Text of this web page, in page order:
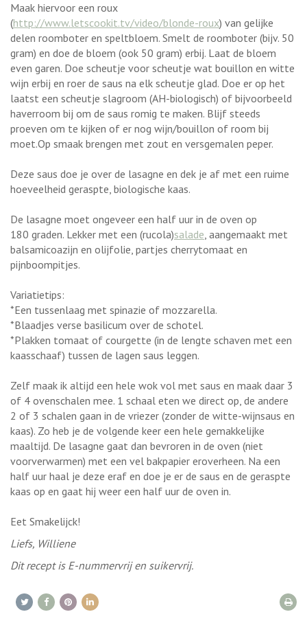
Maak hiervoor een roux
(http://www.letscookit.tv/video/blonde-roux) van gelijke
delen roomboter en speltbloem. Smelt de roomboter (bijv. 50
gram) en doe de bloem (ook 50 gram) erbij. Laat de bloem
even garen. Doe scheutje voor scheutje wat bouillon en witte
wijn erbij en roer de saus na elk scheutje glad. Doe er op het
laatst een scheutje slagroom (AH-biologisch) of bijvoorbeeld
haverroom bij om de saus romig te maken. Blijf steeds
proeven om te kijken of er nog wijn/bouillon of room bij
moet.Op smaak brengen met zout en versgemalen peper.
Deze saus doe je over de lasagne en dek je af met een ruime
hoeveelheid geraspte, biologische kaas.
De lasagne moet ongeveer een half uur in de oven op
180 graden. Lekker met een (rucola)salade, aangemaakt met
balsamicoazijn en olijfolie, partjes cherrytomaat en
pijnboompitjes.
Variatietips:
*Een tussenlaag met spinazie of mozzarella.
*Blaadjes verse basilicum over de schotel.
*Plakken tomaat of courgette (in de lengte schaven met een
kaasschaaf) tussen de lagen saus leggen.
Zelf maak ik altijd een hele wok vol met saus en maak daar 3
of 4 ovenschalen mee. 1 schaal eten we direct op, de andere
2 of 3 schalen gaan in de vriezer (zonder de witte-wijnsaus en
kaas). Zo heb je de volgende keer een hele gemakkelijke
maaltijd. De lasagne gaat dan bevroren in de oven (niet
voorverwarmen) met een vel bakpapier eroverheen. Na een
half uur haal je deze eraf en doe je er de saus en de geraspte
kaas op en gaat hij weer een half uur de oven in.
Eet Smakelijck!
Liefs, Williene
Dit recept is E-nummervrij en suikervrij.